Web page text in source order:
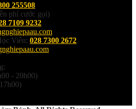
255508
phí cước gọi)
7109 9232
Viên: 028 7300 2672
- 20h00)